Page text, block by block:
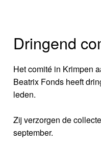
Dringend
Het comité in Krimpen
Beatrix Fonds heeft
leden.
Zij verzorgen de
september.